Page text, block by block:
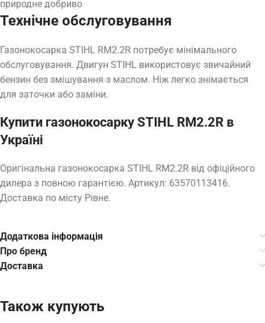
природне добриво
Технічне обслуговування
Газонокосарка STIHL RM2.2R потребує мінімального
обслуговування. Двигун STIHL використовує звичайний
бензин без змішування з маслом. Ніж легко знімається
для заточки або заміни.
Купити газонокосарку STIHL RM2.2R в
Україні
Оригінальна газонокосарка STIHL RM2.2R від офіційного
дилера з повною гарантією. Артикул: 63570113416.
Доставка по місту Рівне.
Додаткова інформація
Про бренд
Доставка
Також купують